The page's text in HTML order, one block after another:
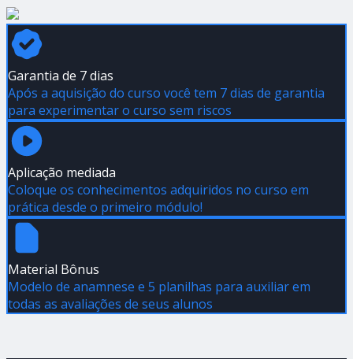
Garantia de 7 dias
Após a aquisição do curso você tem 7 dias de garantia
para experimentar o curso sem riscos
Aplicação mediada
Coloque os conhecimentos adquiridos no curso em
prática desde o primeiro módulo!
Material Bônus
Modelo de anamnese e 5 planilhas para auxiliar em
todas as avaliações de seus alunos